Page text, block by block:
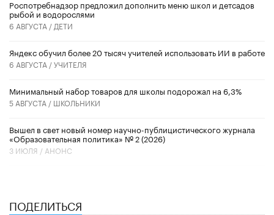
Роспотребнадзор предложил дополнить меню школ и детсадов
рыбой и водорослями
6 АВГУСТА / ДЕТИ
​Яндекс обучил более 20 тысяч учителей использовать ИИ в работе
6 АВГУСТА /УЧИТЕЛЯ
Минимальный набор товаров для школы подорожал на 6,3%
5 АВГУСТА / ШКОЛЬНИКИ
Вышел в свет новый номер научно-публицистического журнала
«Образовательная политика» № 2 (2026)
3 ИЮЛЯ / АНОНС
ПОДЕЛИТЬСЯ